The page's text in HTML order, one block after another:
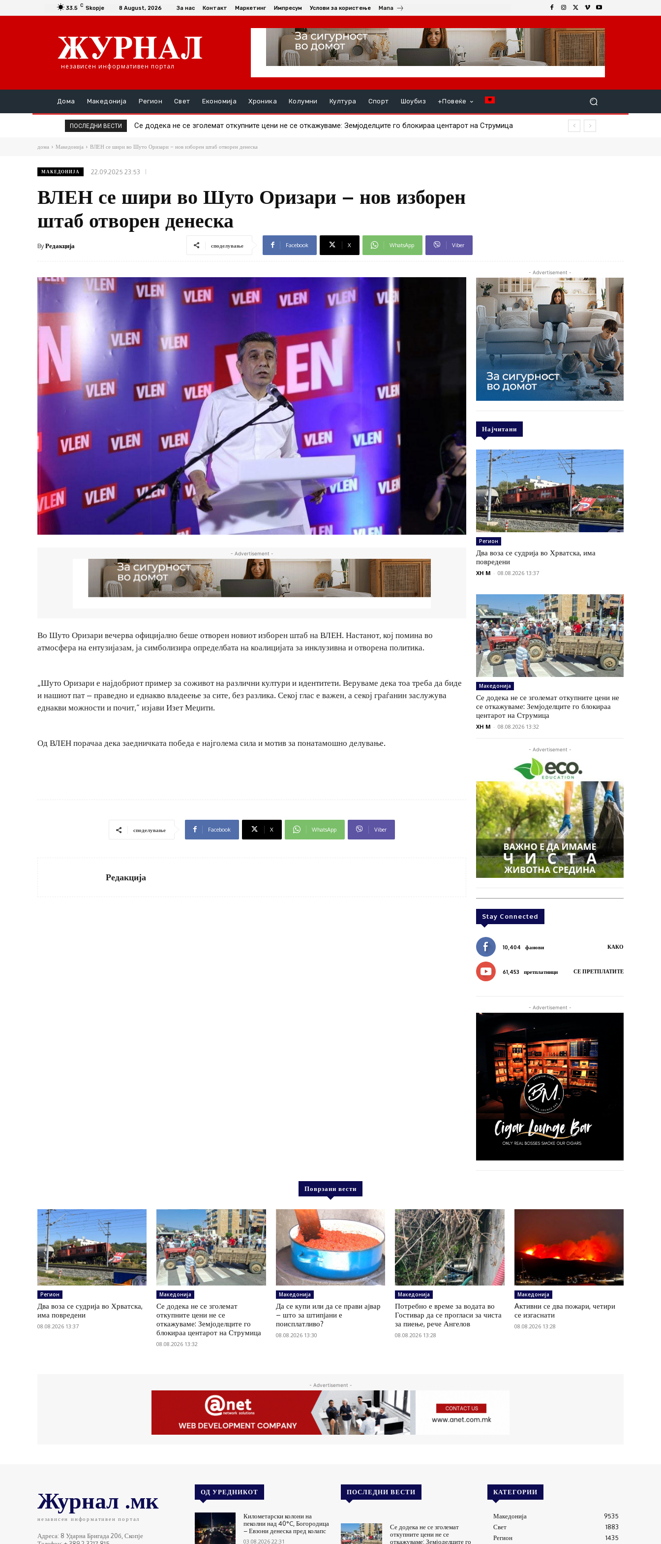
33.5 C Skopje 8 August, 2026 За нас Контакт Маркетинг Импресум Услови за користење Мапа
независен информативен портал
Дома Македонија Регион Свет Економија Хроника Колумни Култура Спорт Шоубиз +Повеќе
ПОСЛЕДНИ ВЕСТИ Се додека не се зголемат откупните цени не се откажуваме: Земјоделците го блокираа центарот на Струмица
Да се купи или да се прави ајвар – што за штипјани е поисплатливо?
дома Македонија ВЛЕН се шири во Шуто Оризари – нов изборен штаб отворен денеска
МАКЕДОНИЈА 22.09.2025 23:53
ВЛЕН се шири во Шуто Оризари – нов изборен
штаб отворен денеска
ByРедакција споделување Facebook X WhatsApp Viber
- Advertisement -
Во Шуто Оризари вечерва официјално беше отворен новиот изборен штаб на ВЛЕН. Настанот, кој помина во
атмосфера на ентузијазам, ја симболизира определбата на коалицијата за инклузивна и отворена политика.
„Шуто Оризари е најдобриот пример за соживот на различни култури и идентитети. Веруваме дека тоа треба да биде
и нашиот пат – праведно и еднакво владеење за сите, без разлика. Секој глас е важен, а секој граѓанин заслужува
еднакви можности и почит,“ изјави Изет Меџити.
Од ВЛЕН порачаа дека заедничката победа е најголема сила и мотив за понатамошно делување.
споделување Facebook X WhatsApp Viber
Редакција
- Advertisement -
Најчитани
Регион
Два воза се судрија во Хрватска, има
повредени
XH M - 08.08.2026 13:37
Македонија
Се додека не се зголемат откупните цени не
се откажуваме: Земјоделците го блокираа
центарот на Струмица
XH M - 08.08.2026 13:32
- Advertisement -
Stay Connected
10,404 фанови КАКО
61,453 претплатници СЕ ПРЕТПЛАТИТЕ
- Advertisement -
Поврзани вести
Регион
Два воза се судрија во Хрватска,
има повредени
08.08.2026 13:37
Македонија
Се додека не се зголемат
откупните цени не се
откажуваме: Земјоделците го
блокираа центарот на Струмица
08.08.2026 13:32
Македонија
Да се купи или да се прави ајвар
– што за штипјани е
поисплатливо?
08.08.2026 13:30
Македонија
Потребно е време за водата во
Гостивар да се прогласи за чиста
за пиење, рече Ангелов
08.08.2026 13:28
Македонија
Aктивни се два пожари, четири
се изгаснати
08.08.2026 13:28
- Advertisement -
Журнал .мк
независен информативен портал
Адреса: 8 Ударна Бригада 20б, Скопје
ОД УРЕДНИКОТ
Километарски колони на
пеколни над 40°C, Богородица
– Евзони денеска пред колапс
03.08.2026 22:31
ПОСЛЕДНИ ВЕСТИ
Се додека не се зголемат
откупните цени не се
откажуваме: Земјоделците го
КАТЕГОРИИ
Македонија
9535
Свет
1883
Регион
1435